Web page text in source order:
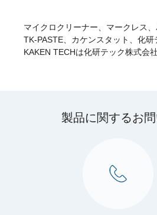
マイクロクリーナー、マークレス、
TK-PASTE、カケンスタット、化研
KAKEN TECHは化研テック株式会
製品に関するお